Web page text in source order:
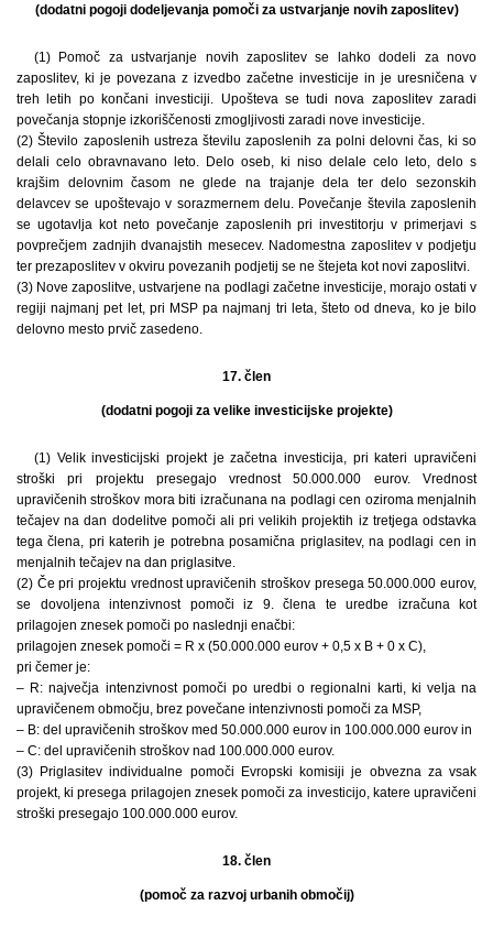
(dodatni pogoji dodeljevanja pomoči za ustvarjanje novih zaposlitev)
(1) Pomoč za ustvarjanje novih zaposlitev se lahko dodeli za novo
zaposlitev, ki je povezana z izvedbo začetne investicije in je uresničena v
treh letih po končani investiciji. Upošteva se tudi nova zaposlitev zaradi
povečanja stopnje izkoriščenosti zmogljivosti zaradi nove investicije.
(2) Število zaposlenih ustreza številu zaposlenih za polni delovni čas, ki so
delali celo obravnavano leto. Delo oseb, ki niso delale celo leto, delo s
krajšim delovnim časom ne glede na trajanje dela ter delo sezonskih
delavcev se upoštevajo v sorazmernem delu. Povečanje števila zaposlenih
se ugotavlja kot neto povečanje zaposlenih pri investitorju v primerjavi s
povprečjem zadnjih dvanajstih mesecev. Nadomestna zaposlitev v podjetju
ter prezaposlitev v okviru povezanih podjetij se ne štejeta kot novi zaposlitvi.
(3) Nove zaposlitve, ustvarjene na podlagi začetne investicije, morajo ostati v
regiji najmanj pet let, pri MSP pa najmanj tri leta, šteto od dneva, ko je bilo
delovno mesto prvič zasedeno.
17. člen
(dodatni pogoji za velike investicijske projekte)
(1) Velik investicijski projekt je začetna investicija, pri kateri upravičeni
stroški pri projektu presegajo vrednost 50.000.000 eurov. Vrednost
upravičenih stroškov mora biti izračunana na podlagi cen oziroma menjalnih
tečajev na dan dodelitve pomoči ali pri velikih projektih iz tretjega odstavka
tega člena, pri katerih je potrebna posamična priglasitev, na podlagi cen in
menjalnih tečajev na dan priglasitve.
(2) Če pri projektu vrednost upravičenih stroškov presega 50.000.000 eurov,
se dovoljena intenzivnost pomoči iz 9. člena te uredbe izračuna kot
prilagojen znesek pomoči po naslednji enačbi:
prilagojen znesek pomoči = R x (50.000.000 eurov + 0,5 x B + 0 x C),
pri čemer je:
– R: največja intenzivnost pomoči po uredbi o regionalni karti, ki velja na
upravičenem območju, brez povečane intenzivnosti pomoči za MSP,
– B: del upravičenih stroškov med 50.000.000 eurov in 100.000.000 eurov in
– C: del upravičenih stroškov nad 100.000.000 eurov.
(3) Priglasitev individualne pomoči Evropski komisiji je obvezna za vsak
projekt, ki presega prilagojen znesek pomoči za investicijo, katere upravičeni
stroški presegajo 100.000.000 eurov.
18. člen
(pomoč za razvoj urbanih območij)